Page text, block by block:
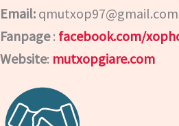
Email: qmutxop97@gmail.com
Fanpage: facebook.com/
Website: mutxopgiare.com